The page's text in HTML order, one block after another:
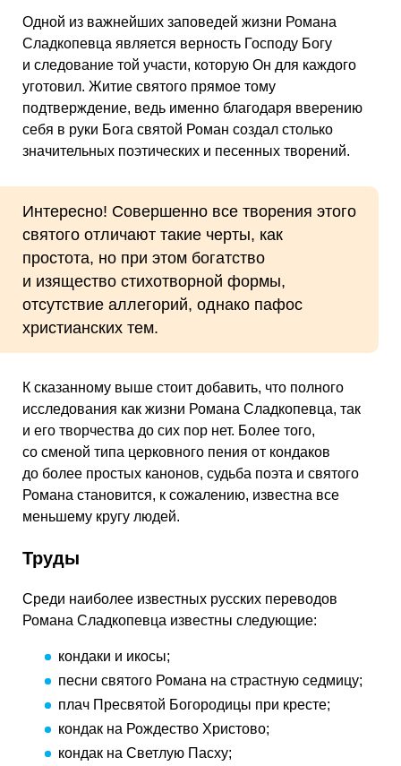
Одной из важнейших заповедей жизни Романа
Сладкопевца является верность Господу Богу
и следование той участи, которую Он для каждого
уготовил. Житие святого прямое тому
подтверждение, ведь именно благодаря вверению
себя в руки Бога святой Роман создал столько
значительных поэтических и песенных творений.
Интересно! Совершенно все творения этого
святого отличают такие черты, как
простота, но при этом богатство
и изящество стихотворной формы,
отсутствие аллегорий, однако пафос
христианских тем.
К сказанному выше стоит добавить, что полного
исследования как жизни Романа Сладкопевца, так
и его творчества до сих пор нет. Более того,
со сменой типа церковного пения от кондаков
до более простых канонов, судьба поэта и святого
Романа становится, к сожалению, известна все
меньшему кругу людей.
Труды
Среди наиболее известных русских переводов
Романа Сладкопевца известны следующие:
кондаки и икосы;
песни святого Романа на страстную седмицу;
плач Пресвятой Богородицы при кресте;
кондак на Рождество Христово;
кондак на Светлую Пасху;